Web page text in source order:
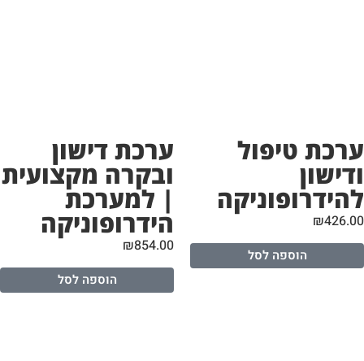
טיפול
₪
הוספה לסל
ערכת דישון
ובקרה מקצועית
| למערכת
הידרופוניקה
₪854.00
הוספה לסל